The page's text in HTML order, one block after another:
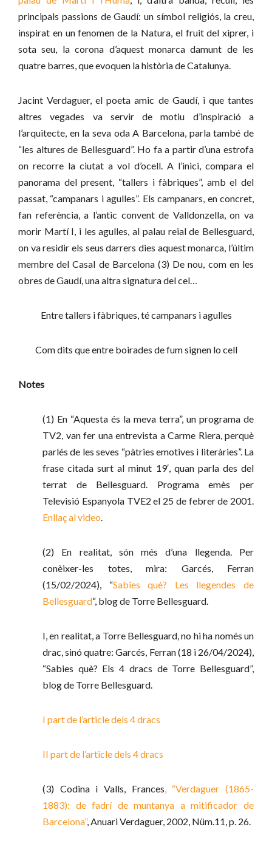
principals passions de Gaudí: un símbol religiós, la creu,
inspirat en un fenomen de la Natura, el fruit del xiprer, i
sota seu, la corona d’aquest monarca damunt de les
quatre barres, que evoquen la història de Catalunya.
Jacint Verdaguer, el poeta amic de Gaudí, i que tantes
altres vegades va servir de motiu d’inspiració a
l’arquitecte, en la seva oda A Barcelona, parla també de
“les altures de Bellesguard”. Ho fa a partir d’una estrofa
on recorre la ciutat a vol d’ocell. A l’inici, compara el
panorama del present, “tallers i fàbriques”, amb el del
passat, “campanars i agulles”. Els campanars, en concret,
fan referència, a l’antic convent de Valldonzella, on va
morir Martí I, i les agulles, al palau reial de Bellesguard,
on va residir els seus darrers dies aquest monarca, l’últim
membre del Casal de Barcelona (3) De nou, com en les
obres de Gaudí, una altra signatura del cel…
Entre tallers i fàbriques, té campanars i agulles
Com dits que entre boirades de fum signen lo cell
Notes
(1) En “Aquesta és la meva terra”, un programa de
TV2, van fer una entrevista a Carme Riera, perquè
parlés de les seves “pàtries emotives i literàries”. La
frase citada surt al minut 19′, quan parla des del
terrat de Bellesguard. Programa emès per
Televisió Espanyola TVE2 el 25 de febrer de 2001.
Enllaç al video.
(2) En realitat, són més d’una llegenda. Per
conèixer-les totes, mira: Garcés, Ferran
(15/02/2024), “Sabies què? Les llegendes de
Bellesguard“, blog de Torre Bellesguard.
I, en realitat, a Torre Bellesguard, no hi ha només un
drac, sinó quatre: Garcés, Ferran (18 i 26/04/2024),
“Sabies què? Els 4 dracs de Torre Bellesguard”,
blog de Torre Bellesguard.
I part de l’article dels 4 dracs
II part de l’article dels 4 dracs
(3) Codina i Valls, Frances, “Verdaguer (1865-
1883): de fadrí de muntanya a mitificador de
Barcelona”, Anuari Verdaguer, 2002, Nüm.11, p. 26.